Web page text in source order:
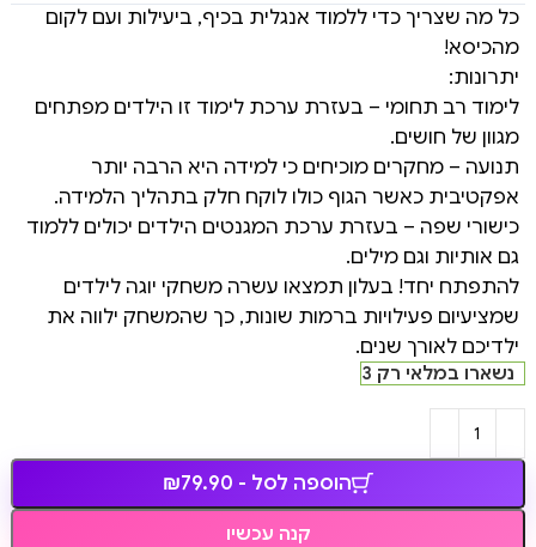
כל מה שצריך כדי ללמוד אנגלית בכיף, ביעילות ועם לקום
מהכיסא!
יתרונות:
לימוד רב תחומי – בעזרת ערכת לימוד זו הילדים מפתחים
מגוון של חושים.
תנועה – מחקרים מוכיחים כי למידה היא הרבה יותר
אפקטיבית כאשר הגוף כולו לוקח חלק בתהליך הלמידה.
כישורי שפה – בעזרת ערכת המגנטים הילדים יכולים ללמוד
גם אותיות וגם מילים.
להתפתח יחד! בעלון תמצאו עשרה משחקי יוגה לילדים
שמציעיום פעילויות ברמות שונות, כך שהמשחק ילווה את
ילדיכם לאורך שנים.
נשארו במלאי רק 3
הוספה לסל - ₪79.90
קנה עכשיו